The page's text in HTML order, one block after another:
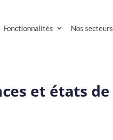
Fonctionnalités Nos secteurs
et états de